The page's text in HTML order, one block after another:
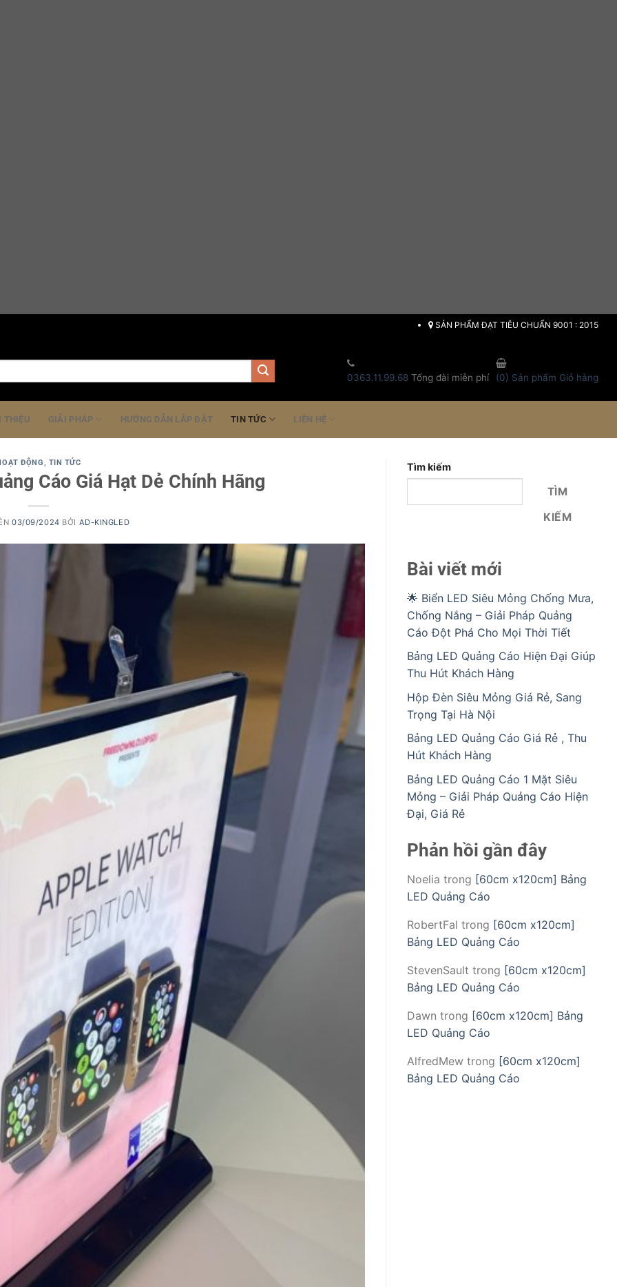
SẢN PHẨM ĐẠT TIÊU CHUẨN 9001 : 2015
0363.11.99.68 Tổng đài miễn phí (0) Sản phẩm Giỏ hàng
THIỆU GIẢI PHÁP HƯỚNG DẪN LẮP ĐẶT TIN TỨC LIÊN HỆ
ĐỘNG TIN TỨC
Cáo Giá Hạt Dẻ Chính Hãng
03/09/2024 BỞI AD-KINGLED
Tìm kiếm
TÌM
KIẾM
Bài viết mới
🌟 Biển LED Siêu Mỏng Chống Mưa,
Chống Nắng – Giải Pháp Quảng
Cáo Đột Phá Cho Mọi Thời Tiết
Bảng LED Quảng Cáo Hiện Đại Giúp
Thu Hút Khách Hàng
Hộp Đèn Siêu Mỏng Giá Rẻ, Sang
Trọng Tại Hà Nội
Bảng LED Quảng Cáo Giá Rẻ , Thu
Hút Khách Hàng
Bảng LED Quảng Cáo 1 Mặt Siêu
Mỏng – Giải Pháp Quảng Cáo Hiện
Đại, Giá Rẻ
Phản hồi gần đây
Noelia trong [60cm x120cm] Bảng
LED Quảng Cáo
RobertFal trong [60cm x120cm]
Bảng LED Quảng Cáo
StevenSault trong [60cm x120cm]
Bảng LED Quảng Cáo
Dawn trong [60cm x120cm] Bảng
LED Quảng Cáo
AlfredMew trong [60cm x120cm]
Bảng LED Quảng Cáo